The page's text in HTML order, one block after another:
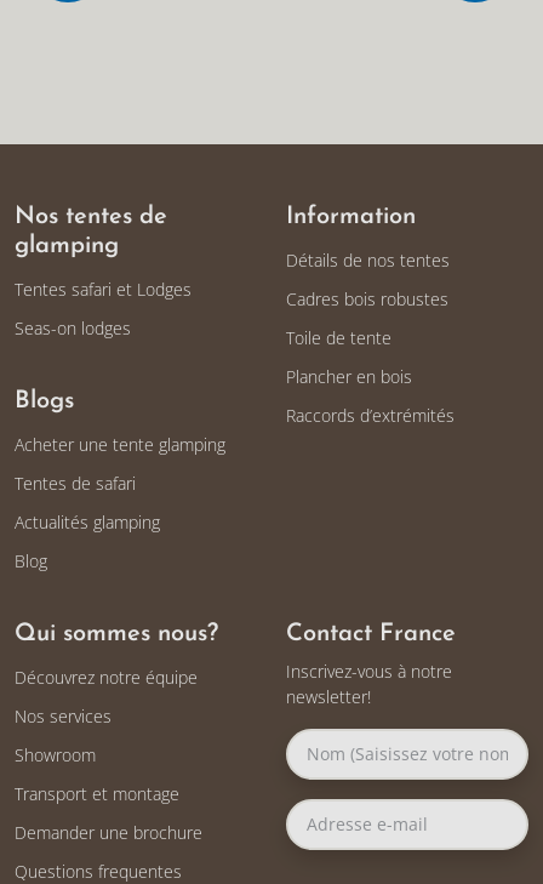
Nos tentes de
glamping
Tentes safari et Lodges
Seas-on lodges
Blogs
Acheter une tente glamping
Tentes de safari
Actualités glamping
Blog
Information
Détails de nos tentes
Cadres bois robustes
Toile de tente
Plancher en bois
Raccords d’extrémités
Qui sommes nous?
Découvrez notre équipe
Nos services
Showroom
Transport et montage
Demander une brochure
Questions frequentes
Contact France
Inscrivez-vous à notre
newsletter!